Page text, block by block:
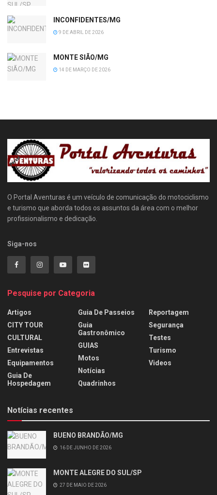
INCONFIDENTES/MG
9 DE ABRIL DE 2026
MONTE SIÃO/MG
14 DE MARÇO DE 2026
O Portal Aventuras é um veículo de comunicação do motociclismo
e turismo que aborda todos os assuntos da área com o melhor
profissionalismo e dedicação.
Siga-nos
Pesquise por Categoria
Artigos
CITY TOUR
CULTURAL
Entrevistas
Equipamentos
Guia De
Hospedagem
Guia De Passeios
Guia
Gastronômico
GUIAS
Motos
Notícias
Quadrinhos
Reportagem
Segurança
Testes
Turismo
Videos
Notícias recentes
BUENO BRANDÃO/MG
16 DE JUNHO DE 2026
MONTE ALEGRE DO SUL/SP
27 DE MAIO DE 2026